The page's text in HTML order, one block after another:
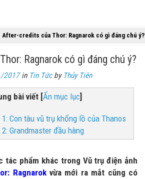
After-credits của Thor: Ragnarok có gì đáng chú ý?
Ragnarok có gì đáng chú ý?
2017in Tin Tứcby Thủy Tiên
bài viết [Ẩn mục lục]
Con tàu vũ trụ khổng lồ của Thanos
Grandmaster đầu hàng
tác phẩm khác trong Vũ trụ điện ảnh
Ragnarokvừa mới ra mắt cũng có